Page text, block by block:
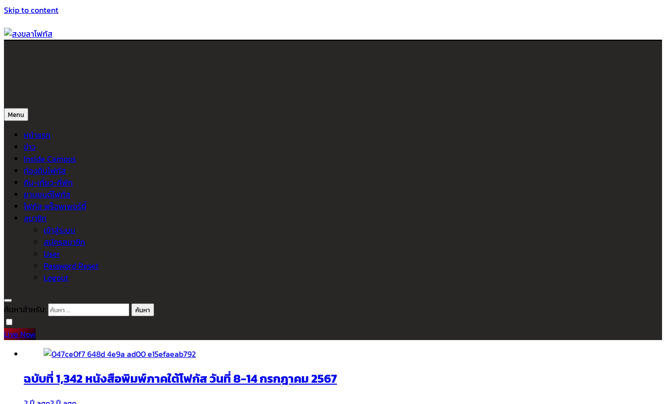
Skip to content
Menu
หน้าแรก
ข่าว
Inside Campus
ท้องถิ่นโฟกัส
กิน-เที่ยว-ที่พัก
ยานยนต์โฟกัส
โฟกัส พร็อพเพอร์ตี้
สมาชิก
เข้าสู่ระบบ
สมัครสมาชิก
User
Password Reset
Logout
ค้นหาสำหรับ:
Live Now
ฉบับที่ 1,342 หนังสือพิมพ์ภาคใต้โฟกัส วันที่ 8-14 กรกฎาคม 2567